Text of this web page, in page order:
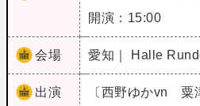
開演：15:00
会場 愛知｜ Halle
出演
〔西野ゆかvn